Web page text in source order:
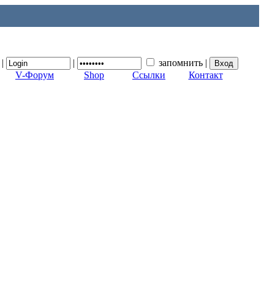
| | запомнить |
V-Форум Shop Ссылки Контакт